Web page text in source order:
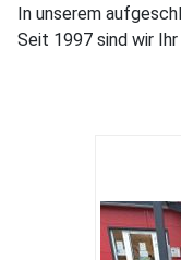
In unserem
Seit 1997 sind wir